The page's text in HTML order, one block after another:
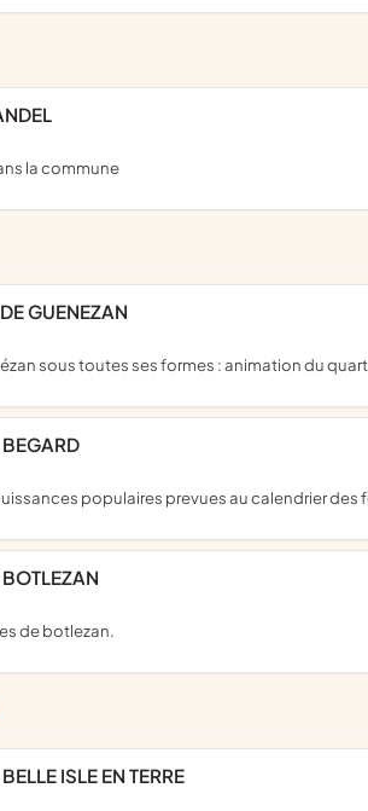
la commune
GUENEZAN
sous toutes ses formes : animation du
BEGARD
populaires prevues au calendrier des
BOTLEZAN
de botlezan.
ISLE EN TERRE